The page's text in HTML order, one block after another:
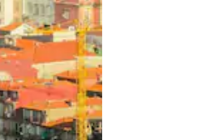
жести дотику та гортання.